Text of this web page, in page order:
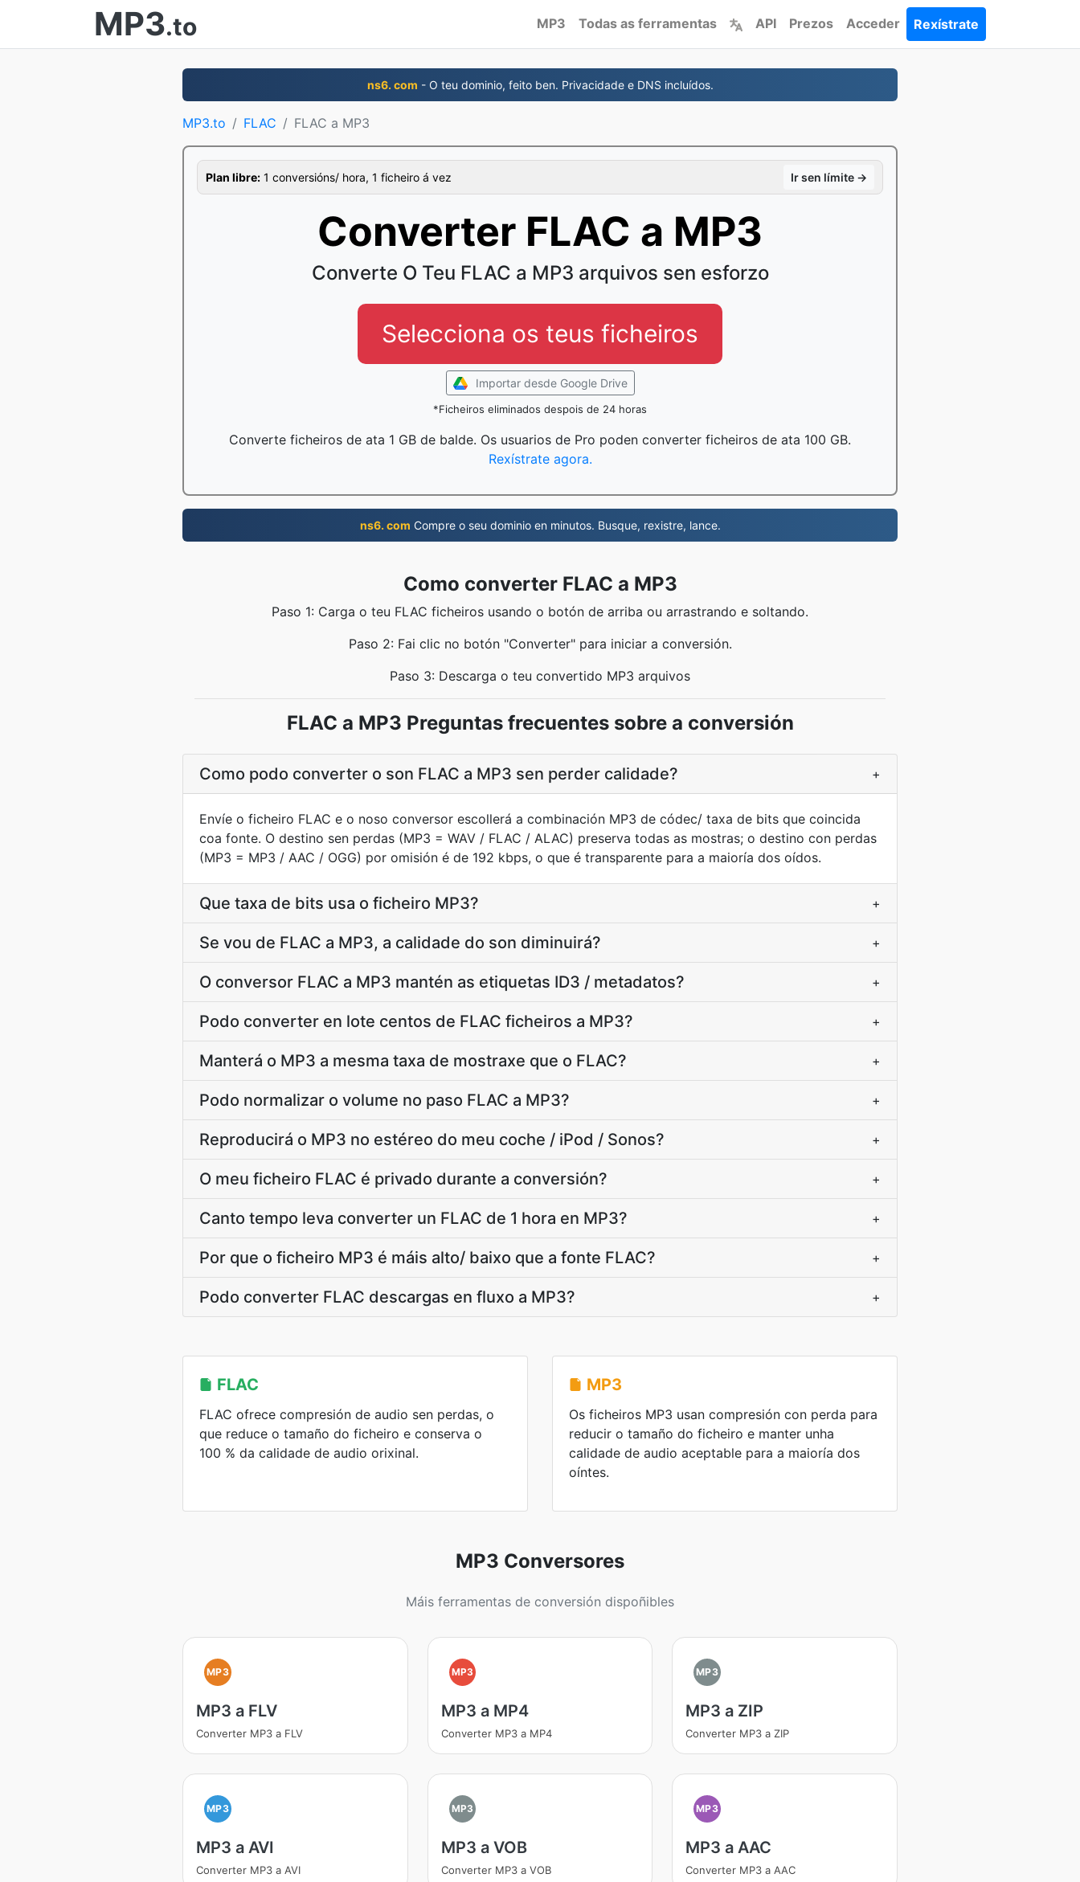
MP3.to MP3 Todas as ferramentas API Prezos Acceder Rexístrate
ns6. com - O teu dominio, feito ben. Privacidade e DNS incluídos.
MP3.to FLAC FLAC a MP3
Plan libre: 1 conversións/ hora, 1 ficheiro á vez Ir sen límite →
Converter FLAC a MP3
Converte O Teu FLAC a MP3 arquivos sen esforzo
Selecciona os teus ficheiros
Importar desde Google Drive
*Ficheiros eliminados despois de 24 horas
Converte ficheiros de ata 1 GB de balde. Os usuarios de Pro poden converter ficheiros de ata 100 GB.
Rexístrate agora.
ns6. com Compre o seu dominio en minutos. Busque, rexistre, lance.
Como converter FLAC a MP3
Paso 1: Carga o teu FLAC ficheiros usando o botón de arriba ou arrastrando e soltando.
Paso 2: Fai clic no botón "Converter" para iniciar a conversión.
Paso 3: Descarga o teu convertido MP3 arquivos
FLAC a MP3 Preguntas frecuentes sobre a conversión
Como podo converter o son FLAC a MP3 sen perder calidade? +
Envíe o ficheiro FLAC e o noso conversor escollerá a combinación MP3 de códec/ taxa de bits que coincida
coa fonte. O destino sen perdas (MP3 = WAV / FLAC / ALAC) preserva todas as mostras; o destino con perdas
(MP3 = MP3 / AAC / OGG) por omisión é de 192 kbps, o que é transparente para a maioría dos oídos.
Que taxa de bits usa o ficheiro MP3? +
Se vou de FLAC a MP3, a calidade do son diminuirá? +
O conversor FLAC a MP3 mantén as etiquetas ID3 / metadatos? +
Podo converter en lote centos de FLAC ficheiros a MP3? +
Manterá o MP3 a mesma taxa de mostraxe que o FLAC? +
Podo normalizar o volume no paso FLAC a MP3? +
Reproducirá o MP3 no estéreo do meu coche / iPod / Sonos? +
O meu ficheiro FLAC é privado durante a conversión? +
Canto tempo leva converter un FLAC de 1 hora en MP3? +
Por que o ficheiro MP3 é máis alto/ baixo que a fonte FLAC? +
Podo converter FLAC descargas en fluxo a MP3? +
FLAC
FLAC ofrece compresión de audio sen perdas, o
que reduce o tamaño do ficheiro e conserva o
100 % da calidade de audio orixinal.
MP3
Os ficheiros MP3 usan compresión con perda para
reducir o tamaño do ficheiro e manter unha
calidade de audio aceptable para a maioría dos
oíntes.
MP3 Conversores
Máis ferramentas de conversión dispoñibles
MP3
MP3 a FLV
Converter MP3 a FLV
MP3
MP3 a MP4
Converter MP3 a MP4
MP3
MP3 a ZIP
Converter MP3 a ZIP
MP3
MP3 a AVI
Converter MP3 a AVI
MP3
MP3 a VOB
Converter MP3 a VOB
MP3
MP3 a AAC
Converter MP3 a AAC